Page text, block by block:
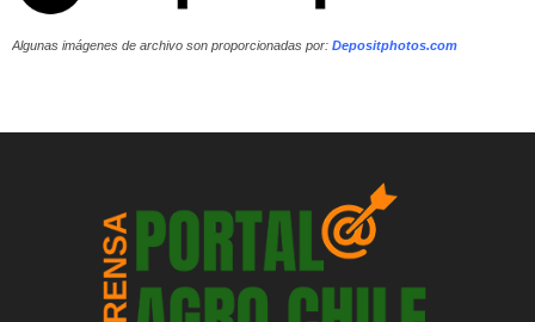
Algunas imágenes de archivo son proporcionadas por: Depositphotos.com